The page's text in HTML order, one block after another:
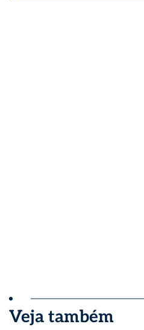
Veja também